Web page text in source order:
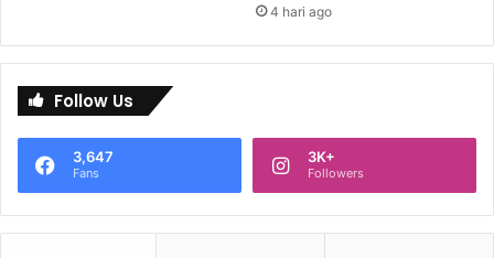
4 hari ago
Follow Us
3,647
Fans
3K+
Followers